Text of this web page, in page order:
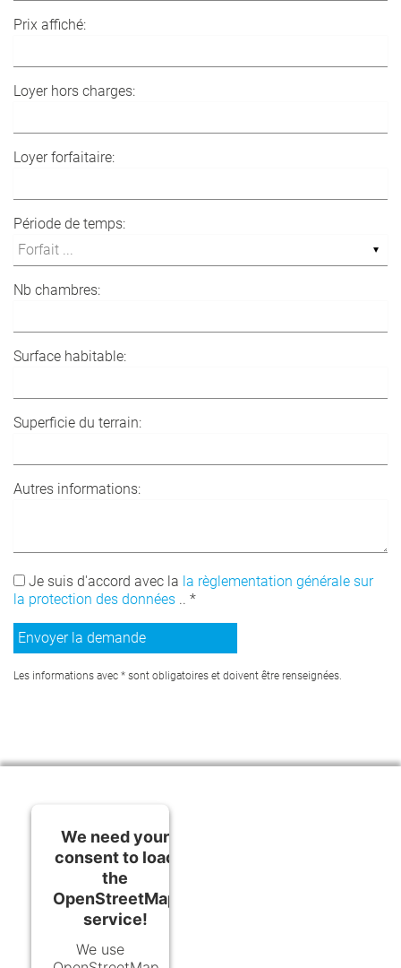
Prix affiché:
Loyer hors charges:
Loyer forfaitaire:
Période de temps:
Nb chambres:
Surface habitable:
Superficie du terrain:
Autres informations:
Je suis d'accord avec la la règlementation générale sur
la protection des données .. *
Les informations avec * sont obligatoires et doivent être renseignées.
We need your
consent to load
the
OpenStreetMap
service!
We use